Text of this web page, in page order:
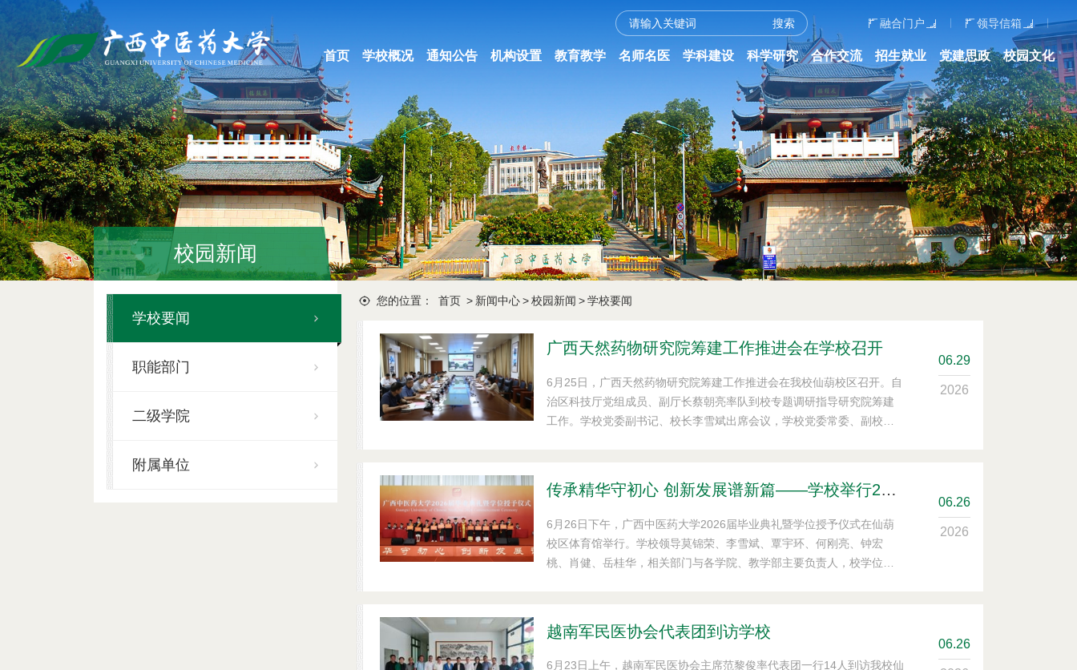
融合门户 领导信箱
首页 学校概况 通知公告 机构设置 教育教学 名师名医 学科建设 科学研究 合作交流 招生就业 党建思政 校园文化
校园新闻
学校要闻
职能部门
二级学院
附属单位
您的位置： 首页 > 新闻中心 > 校园新闻 > 学校要闻
广西天然药物研究院筹建工作推进会在学校召开
6月25日，广西天然药物研究院筹建工作推进会在我校仙葫校区召开。自
治区科技厅党组成员、副厅长蔡朝亮率队到校专题调研指导研究院筹建
工作。学校党委副书记、校长李雪斌出席会议，学校党委常委、副校长
算、中药壮瑶药创新药物实...
06.29
2026
传承精华守初心 创新发展谱新篇——学校举行2026届毕业典礼暨学位授予仪式
6月26日下午，广西中医药大学2026届毕业典礼暨学位授予仪式在仙葫
校区体育馆举行。学校领导莫锦荣、李雪斌、覃宇环、何刚亮、钟宏
桃、肖健、岳桂华，相关部门与各学院、教学部主要负责人，校学位评
06.26
2026
越南军民医协会代表团到访学校
6月23日上午，越南军民医协会主席范黎俊率代表团一行14人到访我校仙
06.26